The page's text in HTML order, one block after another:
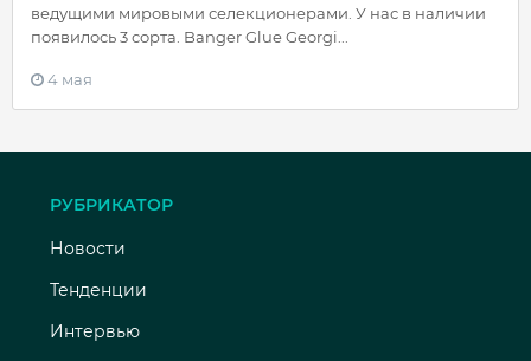
ведущими мировыми селекционерами. У нас в наличии
появилось 3 сорта. Banger Glue Georgi...
4 мая
РУБРИКАТОР
Новости
Тенденции
Интервью